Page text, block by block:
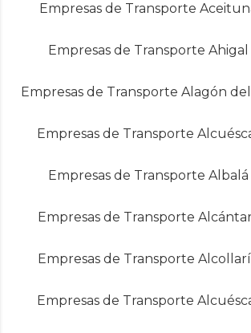
Empresas de Transporte
Empresas de Transporte Ahigal
Empresas de Transporte Alagón del
Empresas de Transporte
Empresas de Transporte Albalá
Empresas de Transporte
Empresas de Transporte
Empresas de Transporte